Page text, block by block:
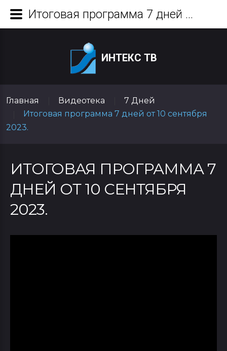
ИНТЕКС ТВ
Главная Видеотека
7 Дней
Итоговая программа 7 дней от 10 сентября
2023.
ИТОГОВАЯ ПРОГРАММА 7
ДНЕЙ ОТ 10 СЕНТЯБРЯ
2023.
Итоговая программа 7 дней от 10 сентября 2023.